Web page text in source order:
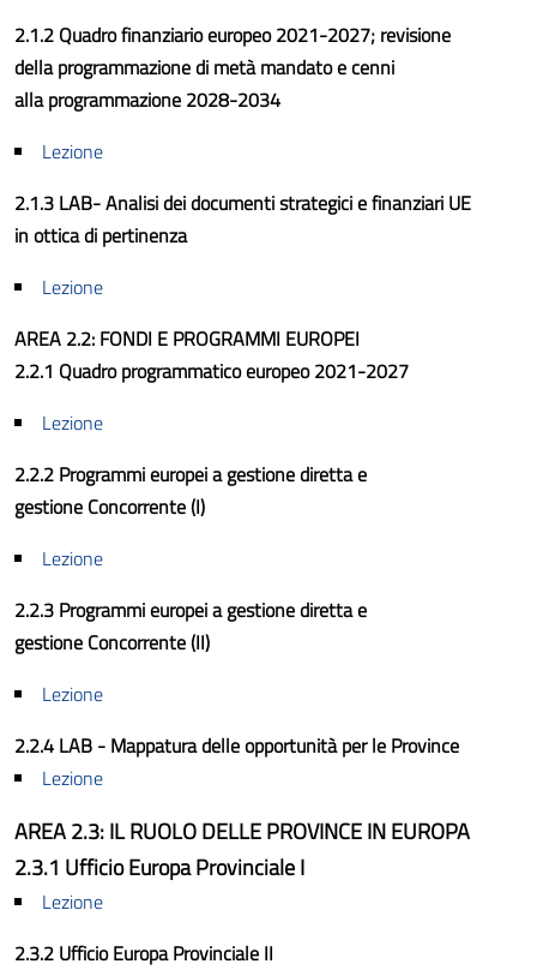
2.1.2 Quadro finanziario europeo 2021-2027; revisione
della programmazione di metà mandato e cenni
alla programmazione 2028-2034
Lezione
2.1.3 LAB- Analisi dei documenti strategici e finanziari UE
in ottica di pertinenza
Lezione
AREA 2.2: FONDI E PROGRAMMI EUROPEI
2.2.1 Quadro programmatico europeo 2021-2027
Lezione
2.2.2 Programmi europei a gestione diretta e
gestione Concorrente (I)
Lezione
2.2.3 Programmi europei a gestione diretta e
gestione Concorrente (II)
Lezione
2.2.4 LAB - Mappatura delle opportunità per le Province
Lezione
AREA 2.3: IL RUOLO DELLE PROVINCE IN EUROPA
2.3.1 Ufficio Europa Provinciale I
Lezione
2.3.2 Ufficio Europa Provinciale II